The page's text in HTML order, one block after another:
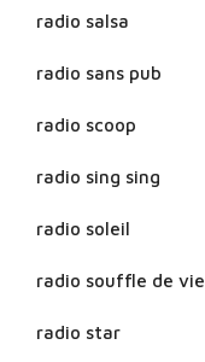
radio salsa
radio sans pub
radio scoop
radio sing sing
radio soleil
radio souffle de vie
radio star